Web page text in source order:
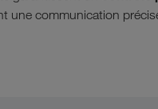
une communication